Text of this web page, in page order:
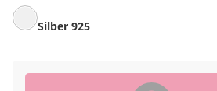
Silber 925